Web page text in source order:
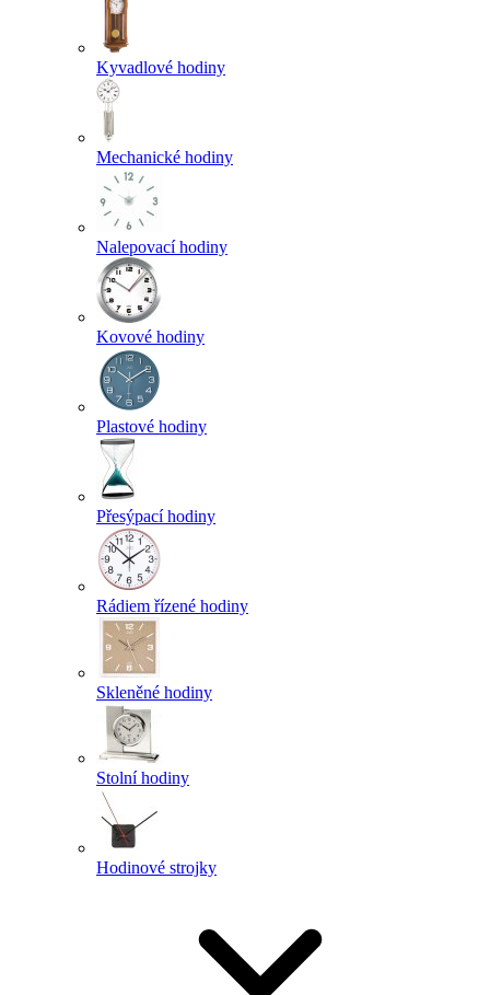
Kyvadlové hodiny
Mechanické hodiny
Nalepovací hodiny
Kovové hodiny
Plastové hodiny
Přesýpací hodiny
Rádiem řízené hodiny
Skleněné hodiny
Stolní hodiny
Hodinové strojky